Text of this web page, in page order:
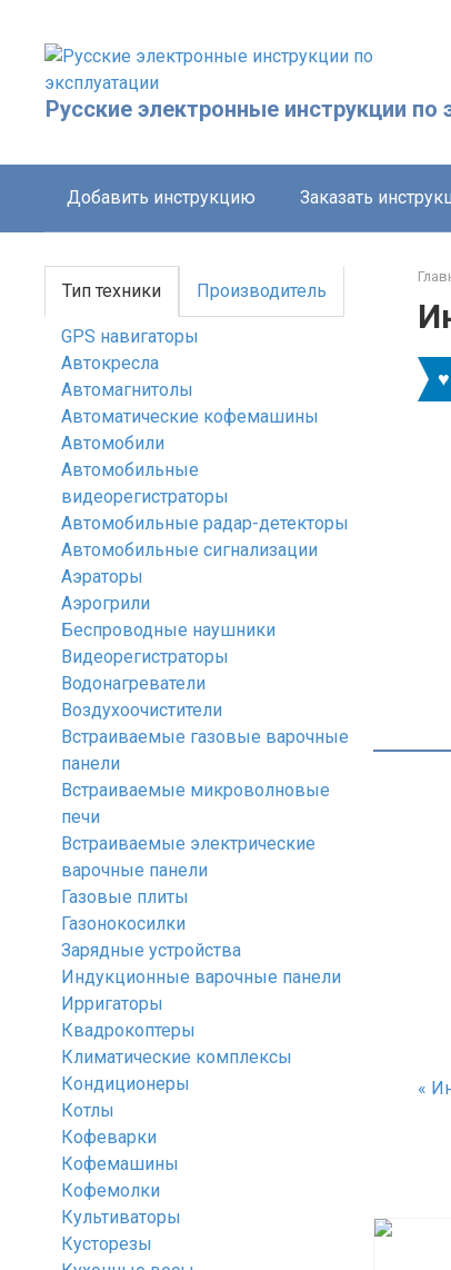
контенту
Русские электронные инструкции по
Добавить инструкцию Заказать
«
Тип техники Производитель
GPS навигаторы
Автокресла
Автомагнитолы
Автоматические кофемашины
Автомобили
Автомобильные
видеорегистраторы
Автомобильные радар-детекторы
Автомобильные сигнализации
Аэраторы
Аэрогрили
Беспроводные наушники
Видеорегистраторы
Водонагреватели
Воздухоочистители
Встраиваемые газовые варочные
панели
Встраиваемые микроволновые
печи
Встраиваемые электрические
варочные панели
Газовые плиты
Газонокосилки
Зарядные устройства
Индукционные варочные панели
Ирригаторы
Квадрокоптеры
Климатические комплексы
Кондиционеры
Котлы
Кофеварки
Кофемашины
Кофемолки
Культиваторы
Кусторезы